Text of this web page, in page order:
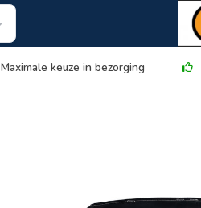
Maximale keuze in bezorging